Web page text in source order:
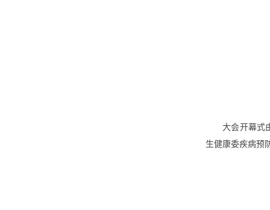
大会开幕式
生健康委疾病预